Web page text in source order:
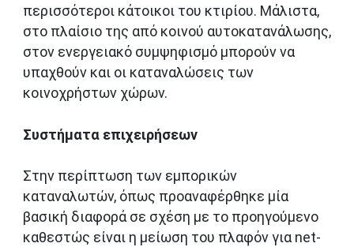
περισσότεροι κάτοικοι του κτιρίου. Μάλιστα,
στο πλαίσιο της από κοινού αυτοκατανάλωσης,
στον ενεργειακό συμψηφισμό μπορούν να
υπαχθούν και οι καταναλώσεις των
κοινοχρήστων χώρων.
Συστήματα επιχειρήσεων
Στην περίπτωση των εμπορικών
καταναλωτών, όπως προαναφέρθηκε μία
βασική διαφορά σε σχέση με το προηγούμενο
καθεστώς είναι η μείωση του πλαφόν για net-